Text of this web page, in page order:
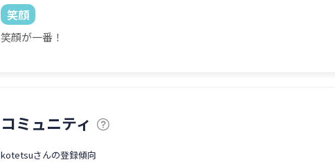
笑顔
笑顔が一番！
コミュニティ
kotetsuさんの登録傾向